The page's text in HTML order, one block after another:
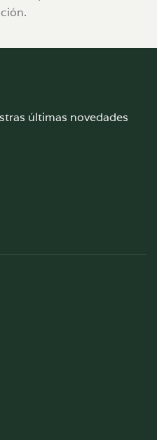
últimas novedades